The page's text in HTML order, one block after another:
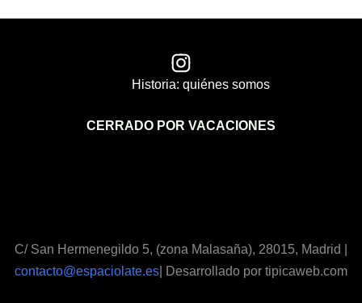
Historia: quiénes somos
CERRADO POR VACACIONES
C/ San Hermenegildo 5, (zona Malasaña), 28015, Madrid |
contacto@espaciolate.es| Desarrollado por tipicaweb.com